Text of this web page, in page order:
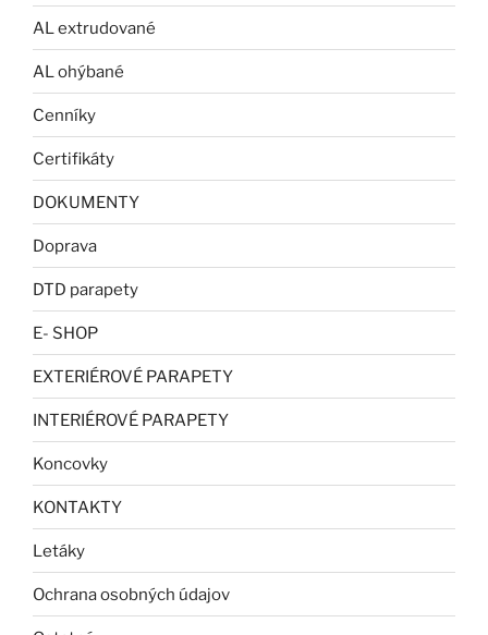
AL extrudované
AL ohýbané
Cenníky
Certifikáty
DOKUMENTY
Doprava
DTD parapety
E- SHOP
EXTERIÉROVÉ PARAPETY
INTERIÉROVÉ PARAPETY
Koncovky
KONTAKTY
Letáky
Ochrana osobných údajov